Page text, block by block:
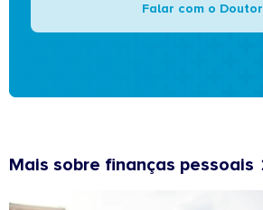
Falar com o Doutor
Mais sobre finanças pessoais